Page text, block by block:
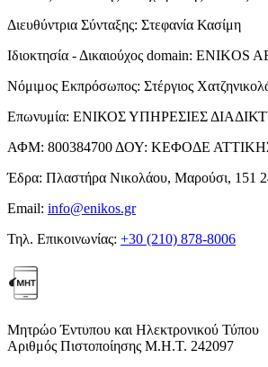
Διευθύντρια Σύνταξης: Στεφανία Κασίμη
Ιδιοκτησία - Δικαιούχος domain: ENIKOS
Νόμιμος Εκπρόσωπος: Στέργιος
Επωνυμία: ΕΝΙΚΟΣ ΥΠΗΡΕΣΙΕΣ
ΑΦΜ: 800384700 ΔΟΥ: ΚΕΦΟΔΕ
Έδρα: Πλαστήρα Νικολάου, Μαρούσι, 151
Email: info@enikos.gr
Τηλ. Επικοινωνίας: +30 (210) 878-8006
Μητρώο Έντυπου και Ηλεκτρονικού Τύπου
Αριθμός Πιστοποίησης Μ.Η.Τ. 242097